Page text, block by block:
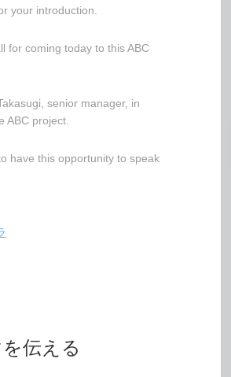
your introduction.
for coming today to this ABC
senior manager, in
ABC project.
have this opportunity to speak
伝える